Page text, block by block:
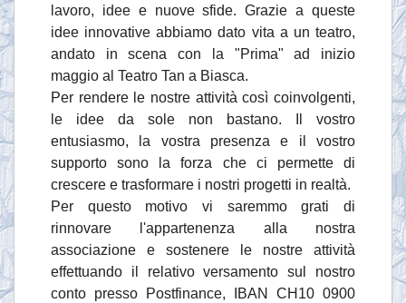
lavoro, idee e nuove sfide. Grazie a queste
idee innovative abbiamo dato vita a un teatro,
andato in scena con la "Prima" ad inizio
maggio al Teatro Tan a Biasca.
Per rendere le nostre attività così coinvolgenti,
le idee da sole non bastano. Il vostro
entusiasmo, la vostra presenza e il vostro
supporto sono la forza che ci permette di
crescere e trasformare i nostri progetti in realtà.
Per questo motivo vi saremmo grati di
rinnovare l'appartenenza alla nostra
associazione e sostenere le nostre attività
effettuando il relativo versamento sul nostro
conto presso Postfinance, IBAN CH10 0900